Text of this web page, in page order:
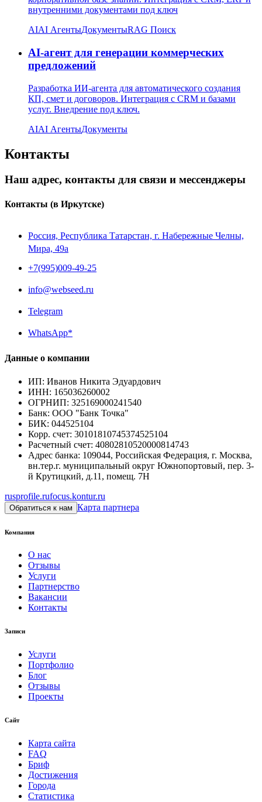
внутренними документами под ключ
AIAI АгентыДокументыRAG Поиск
AI-агент для генерации коммерческих
предложений
Разработка ИИ-агента для автоматического создания
КП, смет и договоров. Интеграция с CRM и базами
услуг. Внедрение под ключ.
AIAI АгентыДокументы
Контакты
Наш адрес, контакты для связи и мессенджеры
Контакты (в Иркутске)
Россия, Республика Татарстан, г. Набережные Челны,
Мира, 49a
+7(995)009-49-25
info@webseed.ru
Telegram
WhatsApp*
Данные о компании
ИП: Иванов Никита Эдуардович
ИНН: 165036260002
ОГРНИП: 325169000241540
Банк: ООО "Банк Точка"
БИК: 044525104
Корр. счет: 30101810745374525104
Расчетный счет: 40802810520000814743
Адрес банка: 109044, Российская Федерация, г. Москва,
вн.тер.г. муниципальный округ Южнопортовый, пер. 3-
й Крутицкий, д.11, помещ. 7Н
rusprofile.rufocus.kontur.ru
Обратиться к нам Карта партнера
Компания
О нас
Отзывы
Услуги
Партнерство
Вакансии
Контакты
Записи
Услуги
Портфолио
Блог
Отзывы
Проекты
Сайт
Карта сайта
FAQ
Бриф
Достижения
Города
Статистика